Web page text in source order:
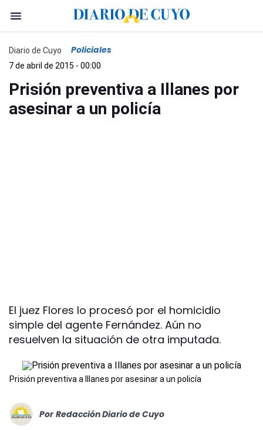
Diario de Cuyo Policiales
7 de abril de 2015 - 00:00
Prisión preventiva a Illanes por
asesinar a un policía
El juez Flores lo procesó por el homicidio
simple del agente Fernández. Aún no
resuelven la situación de otra imputada.
Prisión preventiva a Illanes por asesinar a un policía
Por Redacción Diario de Cuyo